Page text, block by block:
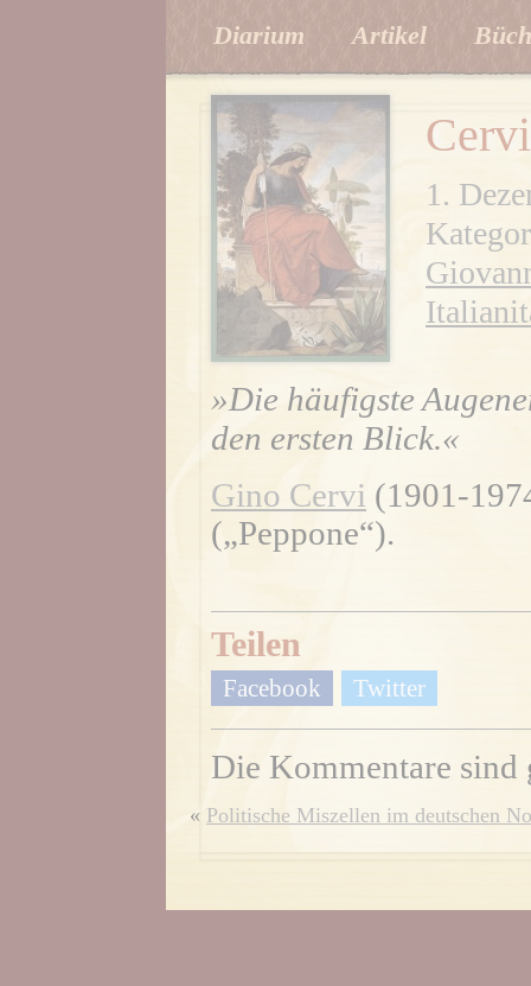
Diarium Artikel
1.
»Die häufigste
den ersten Blick.«
Gino Cervi (1901-
(„Peppone“).
Teilen
Facebook Twitter
Die Kommentare sind
« Politische Miszellen im deutschen